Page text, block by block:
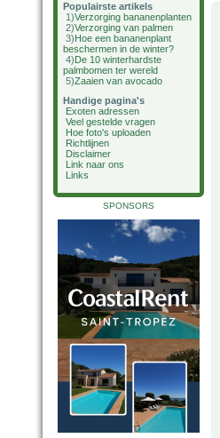
Populairste artikels
1)Verzorging bananenplanten
2)Verzorging van palmen
3)Hoe een bananenplant
beschermen in de winter?
4)De 10 winterhardste
palmbomen ter wereld
5)Zaaien van avocado
Handige pagina's
Exoten adressen
Veel gestelde vragen
Hoe foto's uploaden
Richtlijnen
Disclaimer
Link naar ons
Links
SPONSORS